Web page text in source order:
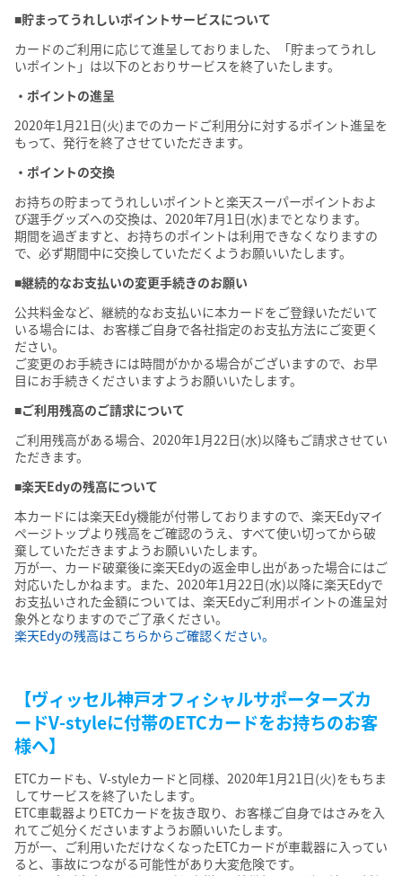
■貯まってうれしいポイントサービスについて
カードのご利用に応じて進呈しておりました、「貯まってうれし
いポイント」は以下のとおりサービスを終了いたします。
・ポイントの進呈
2020年1月21日(火)までのカードご利用分に対するポイント進呈を
もって、発行を終了させていただきます。
・ポイントの交換
お持ちの貯まってうれしいポイントと楽天スーパーポイントおよ
び選手グッズへの交換は、2020年7月1日(水)までとなります。
期間を過ぎますと、お持ちのポイントは利用できなくなりますの
で、必ず期間中に交換していただくようお願いいたします。
■継続的なお支払いの変更手続きのお願い
公共料金など、継続的なお支払いに本カードをご登録いただいて
いる場合には、お客様ご自身で各社指定のお支払方法にご変更く
ださい。
ご変更のお手続きには時間がかかる場合がございますので、お早
目にお手続きくださいますようお願いいたします。
■ご利用残高のご請求について
ご利用残高がある場合、2020年1月22日(水)以降もご請求させてい
ただきます。
■楽天Edyの残高について
本カードには楽天Edy機能が付帯しておりますので、楽天Edyマイ
ページトップより残高をご確認のうえ、すべて使い切ってから破
棄していただきますようお願いいたします。
万が一、カード破棄後に楽天Edyの返金申し出があった場合にはご
対応いたしかねます。また、2020年1月22日(水)以降に楽天Edyで
お支払いされた金額については、楽天Edyご利用ポイントの進呈対
象外となりますのでご了承ください。
楽天Edyの残高はこちらからご確認ください。
【ヴィッセル神戸オフィシャルサポーターズカ
ードV-styleに付帯のETCカードをお持ちのお客
様へ】
ETCカードも、V-styleカードと同様、2020年1月21日(火)をもちま
してサービスを終了いたします。
ETC車載器よりETCカードを抜き取り、お客様ご自身ではさみを入
れてご処分くださいますようお願いいたします。
万が一、ご利用いただけなくなったETCカードが車載器に入ってい
ると、事故につながる可能性があり大変危険です。